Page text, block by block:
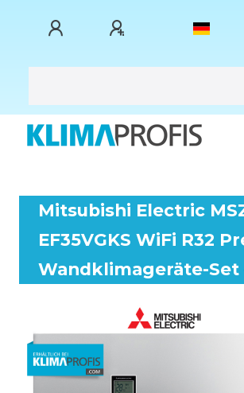
Mitsubishi Electric
EF35VGKS WiFi R32
Wandklimageräte-Set